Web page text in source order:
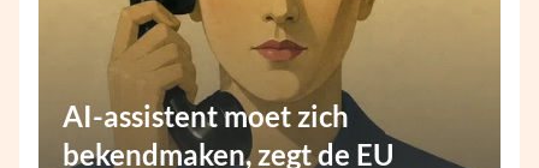
AI-assistent moet zich
bekendmaken, zegt de EU